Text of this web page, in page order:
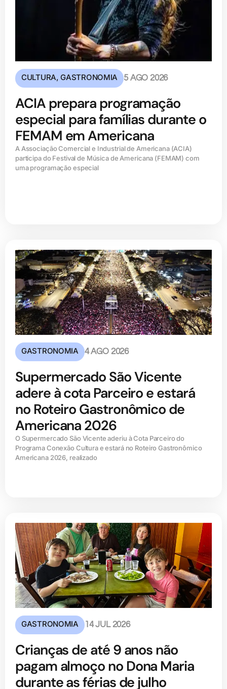
CULTURA,GASTRONOMIA 5 AGO 2026
ACIA prepara programação
especial para famílias durante o
FEMAM em Americana
A Associação Comercial e Industrial de Americana (ACIA)
participa do Festival de Música de Americana (FEMAM) com
uma programação especial
GASTRONOMIA 4 AGO 2026
Supermercado São Vicente
adere à cota Parceiro e estará
no Roteiro Gastronômico de
Americana 2026
O Supermercado São Vicente aderiu à Cota Parceiro do
Programa Conexão Cultura e estará no Roteiro Gastronômico
Americana 2026, realizado
GASTRONOMIA 14 JUL 2026
Crianças de até 9 anos não
pagam almoço no Dona Maria
durante as férias de julho